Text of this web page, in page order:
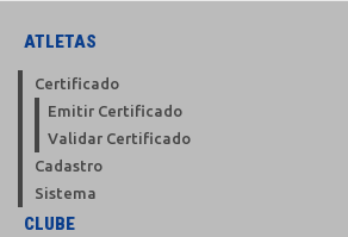
ATLETAS
Certificado
Emitir Certificado
Validar Certificado
Cadastro
Sistema
CLUBE